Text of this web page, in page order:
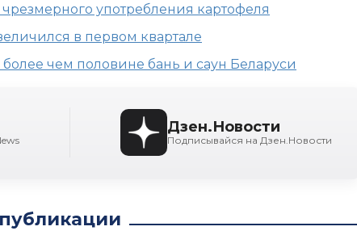
употребления картофеля
в первом квартале
чем половине бань и саун Беларуси
Дзен.Новости
Подписывайся на Дзен.Новости